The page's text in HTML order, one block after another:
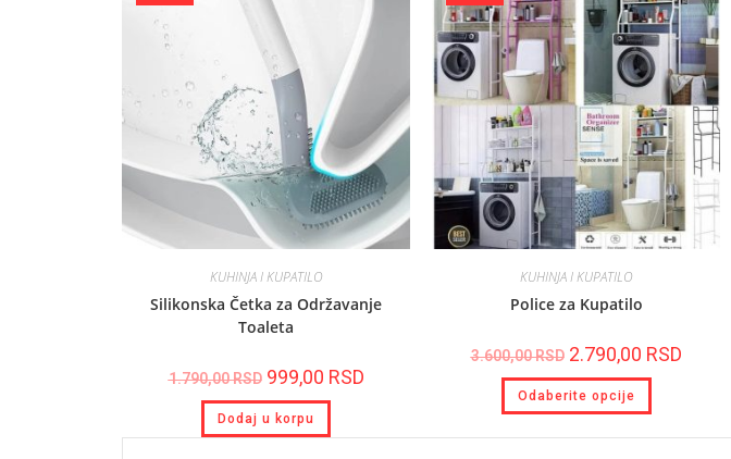
KUHINJA I KUPATILO
Silikonska Četka za Održavanje
Toaleta
1.790,00RSD 999,00 RSD
Dodaj u korpu
KUHINJA I KUPATILO
Police za Kupatilo
3.600,00RSD 2.790,00 RSD
Odaberite opcije